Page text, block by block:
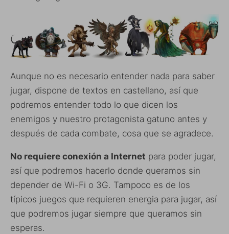
Aunque no es necesario entender nada para saber
jugar, dispone de textos en castellano, así que
podremos entender todo lo que dicen los
enemigos y nuestro protagonista gatuno antes y
después de cada combate, cosa que se agradece.
No requiere conexión a Internet para poder jugar,
así que podremos hacerlo donde queramos sin
depender de Wi-Fi o 3G. Tampoco es de los
típicos juegos que requieren energia para jugar, así
que podremos jugar siempre que queramos sin
esperas.